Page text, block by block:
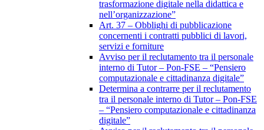
trasformazione digitale nella didattica e
nell’organizzazione”
Art. 37 – Obblighi di pubblicazione
concernenti i contratti pubblici di lavori,
servizi e forniture
Avviso per il reclutamento tra il personale
interno di Tutor – Pon-FSE – “Pensiero
computazionale e cittadinanza digitale”
Determina a contrarre per il reclutamento
tra il personale interno di Tutor – Pon-FSE
– “Pensiero computazionale e cittadinanza
digitale”